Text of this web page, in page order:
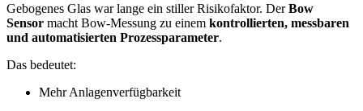
Gebogenes Glas war lange ein stiller Risikofaktor. DerBow
Sensor macht Bow-Messung zu einem kontrollierten, messbaren
und automatisierten Prozessparameter.
Das bedeutet:
Mehr Anlagenverfügbarkeit